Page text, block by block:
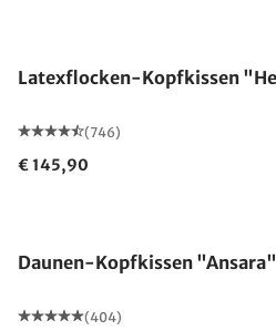
Latexflocken-Kopfkissen
(746)
€ 145,90
Daunen-Kopfkissen "Ansara"
(404)